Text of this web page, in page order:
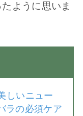
ように思いま
しいニュー
ラの必須ケア